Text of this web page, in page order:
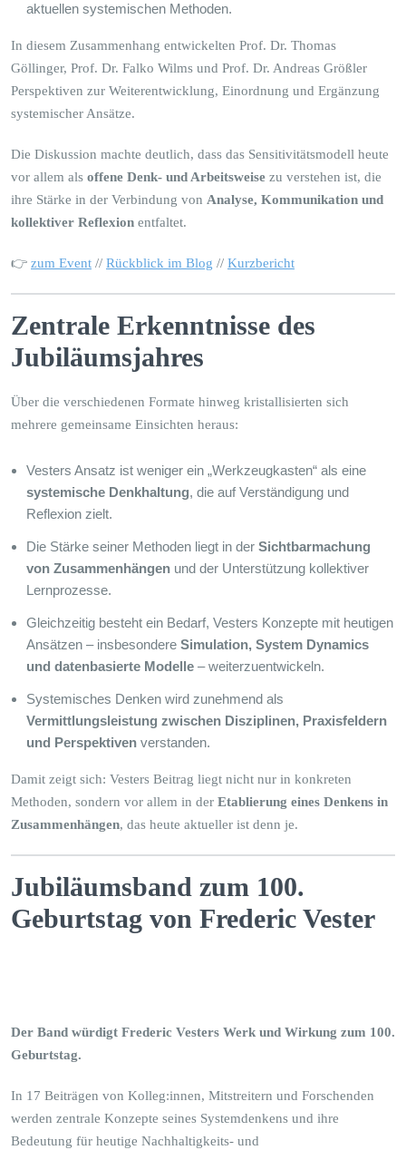
aktuellen systemischen Methoden.
In diesem Zusammenhang entwickelten Prof. Dr. Thomas
Göllinger, Prof. Dr. Falko Wilms und Prof. Dr. Andreas Größler
Perspektiven zur Weiterentwicklung, Einordnung und Ergänzung
systemischer Ansätze.
Die Diskussion machte deutlich, dass das Sensitivitätsmodell heute
vor allem als offene Denk- und Arbeitsweise zu verstehen ist, die
ihre Stärke in der Verbindung von Analyse, Kommunikation und
kollektiver Reflexion entfaltet.
👉 zum Event // Rückblick im Blog // Kurzbericht
Zentrale Erkenntnisse des
Jubiläumsjahres
Über die verschiedenen Formate hinweg kristallisierten sich
mehrere gemeinsame Einsichten heraus:
Vesters Ansatz ist weniger ein „Werkzeugkasten“ als eine
systemische Denkhaltung, die auf Verständigung und
Reflexion zielt.
Die Stärke seiner Methoden liegt in der Sichtbarmachung
von Zusammenhängen und der Unterstützung kollektiver
Lernprozesse.
Gleichzeitig besteht ein Bedarf, Vesters Konzepte mit heutigen
Ansätzen – insbesondere Simulation, System Dynamics
und datenbasierte Modelle – weiterzuentwickeln.
Systemisches Denken wird zunehmend als
Vermittlungsleistung zwischen Disziplinen, Praxisfeldern
und Perspektiven verstanden.
Damit zeigt sich: Vesters Beitrag liegt nicht nur in konkreten
Methoden, sondern vor allem in der Etablierung eines Denkens in
Zusammenhängen, das heute aktueller ist denn je.
Jubiläumsband zum 100.
Geburtstag von Frederic Vester
Der Band würdigt Frederic Vesters Werk und Wirkung zum 100.
Geburtstag.
In 17 Beiträgen von Kolleg:innen, Mitstreitern und Forschenden
werden zentrale Konzepte seines Systemdenkens und ihre
Bedeutung für heutige Nachhaltigkeits- und